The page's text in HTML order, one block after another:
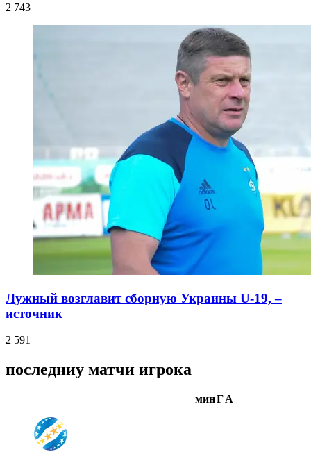
2 743
Лужный возглавит сборную Украины U-19, –
источник
2 591
последниу матчи игрока
минГА